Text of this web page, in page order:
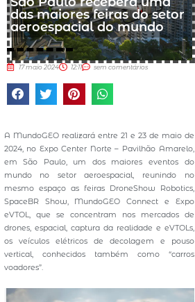
das maiores feiras do setor
aeroespacial do mundo
17 maio 2024 12:11 sem comentários
A MundoGEO realizará entre 21 e 23 de maio de
2024, no Expo Center Norte – Pavilhão Amarelo,
em São Paulo, um dos maiores eventos do
mundo no setor aeroespacial, reunindo no
mesmo espaço as feiras DroneShow Robotics,
SpaceBR Show, MundoGEO Connect e Expo
eVTOL, que se concentram nos mercados de
drones, espacial, captura da realidade e eVTOLs,
os veículos elétricos de decolagem e pouso
vertical, conhecidos também como “carros
voadores”.